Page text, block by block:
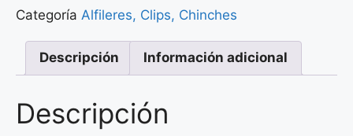
Categoría Alfileres, Clips, Chinches
Descripción Información adicional
Descripción